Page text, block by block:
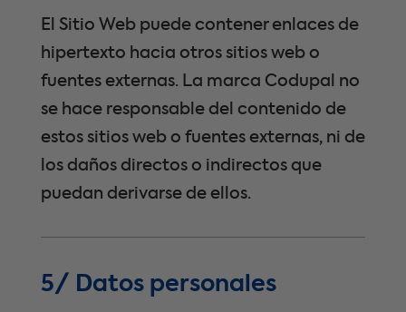
El Sitio Web puede contener enlaces de
hipertexto hacia otros sitios web o
fuentes externas. La marca Codupal no
se hace responsable del contenido de
estos sitios web o fuentes externas, ni de
los daños directos o indirectos que
puedan derivarse de ellos.
5/ Datos personales